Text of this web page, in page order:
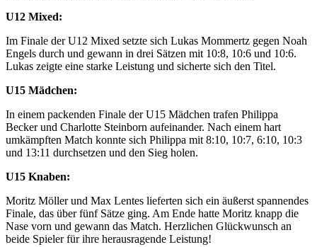
U12 Mixed:
Im Finale der U12 Mixed setzte sich Lukas Mommertz gegen Noah
Engels durch und gewann in drei Sätzen mit 10:8, 10:6 und 10:6.
Lukas zeigte eine starke Leistung und sicherte sich den Titel.
U15 Mädchen:
In einem packenden Finale der U15 Mädchen trafen Philippa
Becker und Charlotte Steinborn aufeinander. Nach einem hart
umkämpften Match konnte sich Philippa mit 8:10, 10:7, 6:10, 10:3
und 13:11 durchsetzen und den Sieg holen.
U15 Knaben:
Moritz Möller und Max Lentes lieferten sich ein äußerst spannendes
Finale, das über fünf Sätze ging. Am Ende hatte Moritz knapp die
Nase vorn und gewann das Match. Herzlichen Glückwunsch an
beide Spieler für ihre herausragende Leistung!